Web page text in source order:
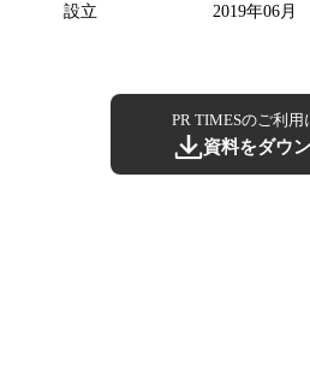
設立
2019年06月
PR TIMESのご利用
資料をダウ